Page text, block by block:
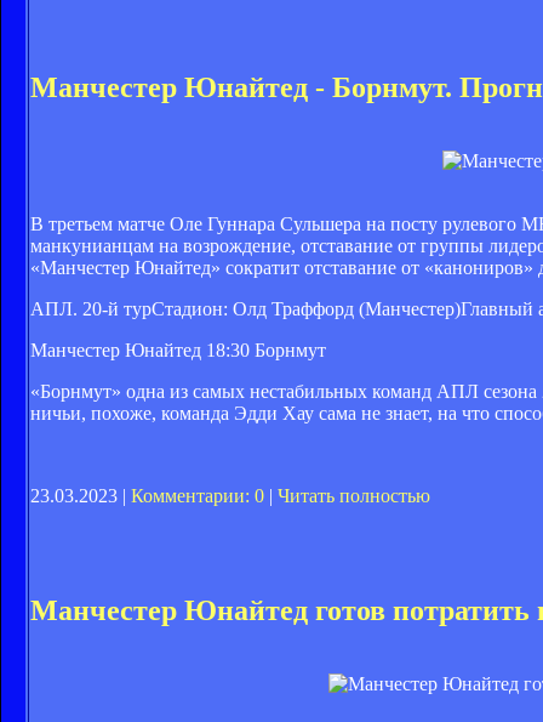
Манчестер Юнайтед - Борнмут.
В третьем матче Оле Гуннара Сульшера на посту
манкунианцам на возрождение, отставание от группы
«Манчестер Юнайтед» сократит отставание от «канониров»
АПЛ. 20-й турСтадион: Олд Траффорд (Манчестер)Главный
Манчестер Юнайтед 18:30 Борнмут
«Борнмут» одна из самых нестабильных команд АПЛ
ничьи, похоже, команда Эдди Хау сама не знает, на что
23.03.2023 | Комментарии: 0 | Читать полностью
Манчестер Юнайтед готов потратить